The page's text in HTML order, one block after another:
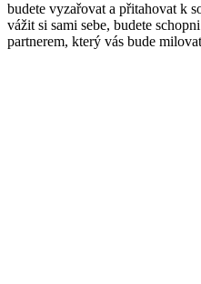
budete vyzařovat a přitahovat k
vážit si sami sebe, budete
partnerem, který vás bude